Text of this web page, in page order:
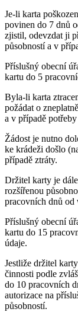
Je-li karta
povinen do 7 dnů
zjistil, odevzdat ji
působností a v
Příslušný obecní
kartu do 5
Byla-li karta
požádat o
a v případě
Žádost je nutno
ke krádeži došlo
případě ztráty.
Držitel karty je
rozšířenou
pracovních dnů od
Příslušný obecní
kartu do 15
údaje.
Jestliže držitel
činnosti podle
do 10 pracovních
autorizace na
působností.